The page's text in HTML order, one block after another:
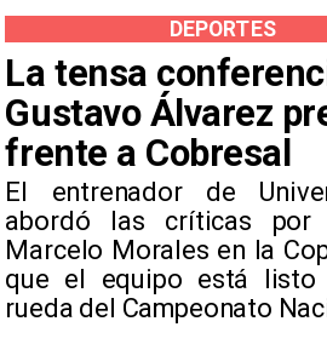
La tensa
Gustavo Álvarez
frente a Cobresal
​El entrenador de
abordó las críticas por
Marcelo Morales en la
que el equipo está listo
rueda del Campeonato
DEPORTES